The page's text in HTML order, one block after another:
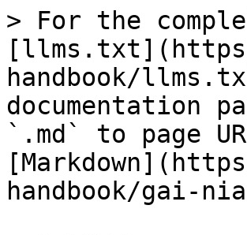
> For the
handbook/
documentation
`.md` to page
handbook/gai-